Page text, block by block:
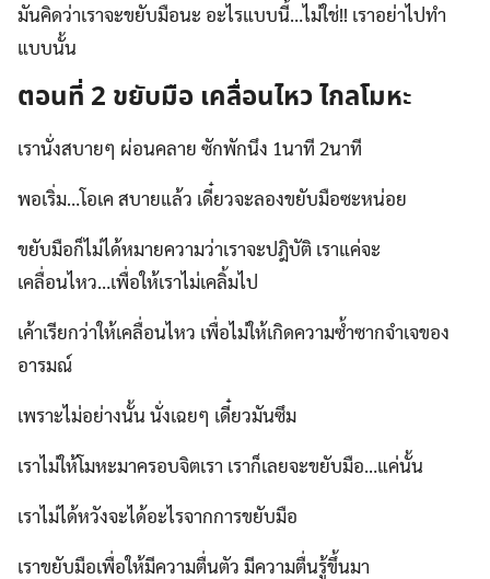
มันคิดว่าเราจะขยับมือนะ อะไรแบบนี้…ไม่ใช่!! เราอย่าไปทำ
แบบนั้น
ตอนที่ 2 ขยับมือ เคลื่อนไหว ไกลโมหะ
เรานั่งสบายๆ ผ่อนคลาย ซักพักนึง 1นาที 2นาที
พอเริ่ม…โอเค สบายแล้ว เดี๋ยวจะลองขยับมือซะหน่อย
ขยับมือก็ไม่ได้หมายความว่าเราจะปฎิบัติ เราแค่จะ
เคลื่อนไหว…เพื่อให้เราไม่เคลิ้มไป
เค้าเรียกว่าให้เคลื่อนไหว เพื่อไม่ให้เกิดความซ้ำซากจำเจของ
อารมณ์
เพราะไม่อย่างนั้น นั่งเฉยๆ เดี๋ยวมันซึม
เราไม่ให้โมหะมาครอบจิตเรา เราก็เลยจะขยับมือ…แค่นั้น
เราไม่ได้หวังจะได้อะไรจากการขยับมือ
เราขยับมือเพื่อให้มีความตื่นตัว มีความตื่นรู้ขึ้นมา